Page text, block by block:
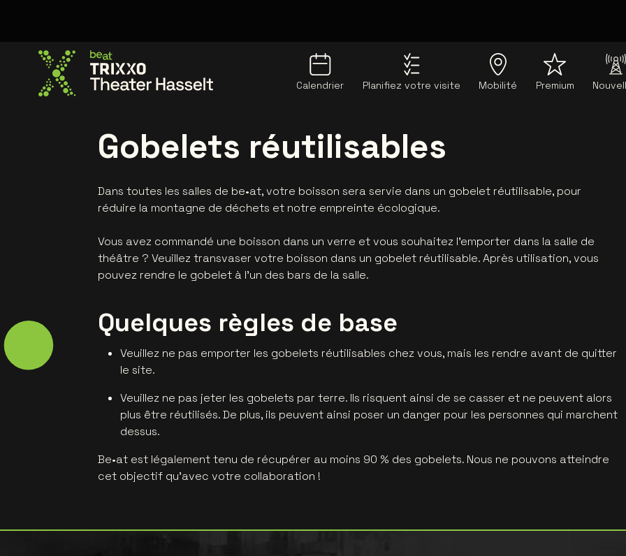
Calendrier Planifiez votre visite Mobilité Premium
Gobelets réutilisables
Dans toutes les salles de be•at, votre boisson sera servie dans un gobelet réutilisable, pour
réduire la montagne de déchets et notre empreinte écologique.
Vous avez commandé une boisson dans un verre et vous souhaitez l'emporter dans la salle de
théâtre ? Veuillez transvaser votre boisson dans un gobelet réutilisable. Après utilisation, vous
pouvez rendre le gobelet à l'un des bars de la salle.
Quelques règles de base
Veuillez ne pas emporter les gobelets réutilisables chez vous, mais les rendre avant de quitter
le site.
Veuillez ne pas jeter les gobelets par terre. Ils risquent ainsi de se casser et ne peuvent alors
plus être réutilisés. De plus, ils peuvent ainsi poser un danger pour les personnes qui marchent
dessus.
Be•at est légalement tenu de récupérer au moins 90 % des gobelets. Nous ne pouvons atteindre
cet objectif qu'avec votre collaboration !